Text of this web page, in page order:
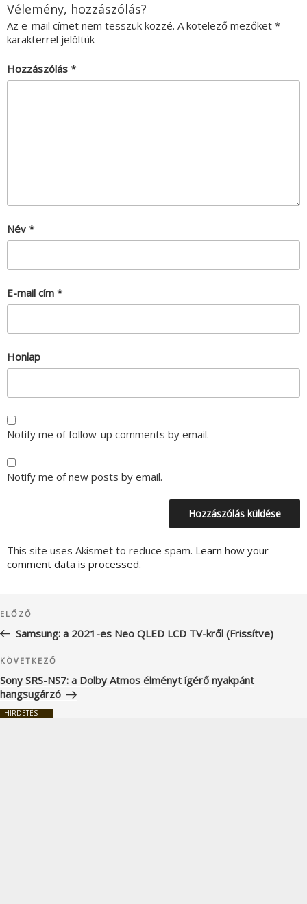
Vélemény, hozzászólás?
Az e-mail címet nem tesszük közzé. A kötelező mezőket *
karakterrel jelöltük
Hozzászólás *
Név *
E-mail cím *
Honlap
Notify me of follow-up comments by email.
Notify me of new posts by email.
This site uses Akismet to reduce spam. Learn how your
comment data is processed.
navigáció
Korábbi
bejegyzés
ELŐZŐ
Samsung: a 2021-es Neo QLED LCD TV-kről (Frissítve)
Következő
bejegyzés
KÖVETKEZŐ
Sony SRS-NS7: a Dolby Atmos élményt ígérő nyakpánt
hangsugárzó
HIRDETÉS